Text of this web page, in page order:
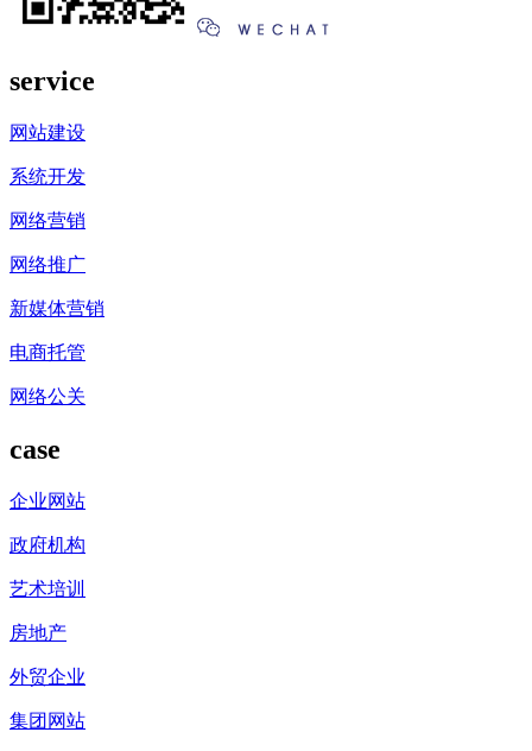
service
网站建设
系统开发
网络营销
网络推广
新媒体营销
电商托管
网络公关
case
企业网站
政府机构
艺术培训
房地产
外贸企业
集团网站